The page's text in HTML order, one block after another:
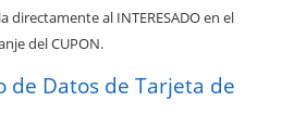
directamente al INTERESADO en el
del CUPON.
de Datos de Tarjeta de